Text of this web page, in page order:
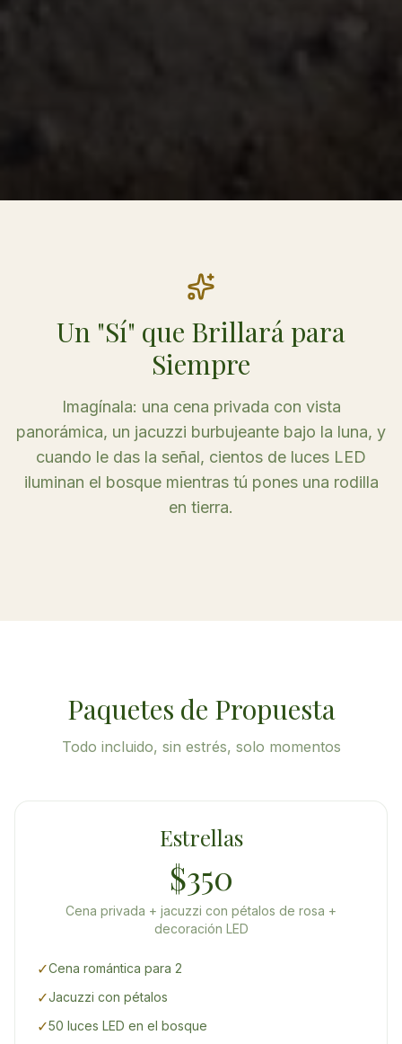
Un "Sí" que Brillará para
Siempre
Imagínala: una cena privada con vista
panorámica, un jacuzzi burbujeante bajo la luna, y
cuando le das la señal, cientos de luces LED
iluminan el bosque mientras tú pones una rodilla
en tierra.
Paquetes de Propuesta
Todo incluido, sin estrés, solo momentos
Estrellas
$350
Cena privada + jacuzzi con pétalos de rosa +
decoración LED
✓Cena romántica para 2
✓Jacuzzi con pétalos
✓50 luces LED en el bosque